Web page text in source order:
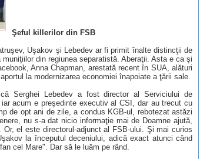
Şeful killerilor din FSB
Uşakov şi Lebedev ar fi primit înalte distincţii de
din regiunea separatistă. Aberaţii. Asta e ca şi
Anna Chapman, arestată recent în SUA, alături
la modernizarea economiei înapoiate a ţării sale.
Serghei Lebedev a fost director al Serviciului de
acum e preşedinte executiv al CSI, dar au trecut cu
de opt ani de zile, a condus KGB-ul, rebotezat astăzi
nu s-a dat nicio informaţie mai de Doamne ajută,
el este directorul-adjunct al FSB-ului. Şi mai curios
la începutul deceniului, adică exact atunci când
cel Mare". Dar să le luăm pe rând.